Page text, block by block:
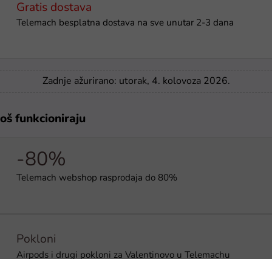
Gratis dostava
Telemach besplatna dostava na sve unutar 2-3 dana
Zadnje ažurirano: utorak, 4. kolovoza 2026.
funkcioniraju
-80%
Telemach webshop rasprodaja do 80%
Pokloni
Airpods i drugi pokloni za Valentinovo u Telemachu